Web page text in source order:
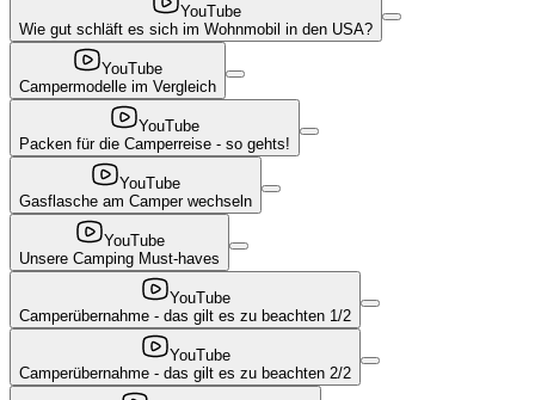
YouTube
Wie gut schläft es sich im Wohnmobil in den USA?
YouTube
Campermodelle im Vergleich
YouTube
Packen für die Camperreise - so gehts!
YouTube
Gasflasche am Camper wechseln
YouTube
Unsere Camping Must-haves
YouTube
Camperübernahme - das gilt es zu beachten 1/2
YouTube
Camperübernahme - das gilt es zu beachten 2/2